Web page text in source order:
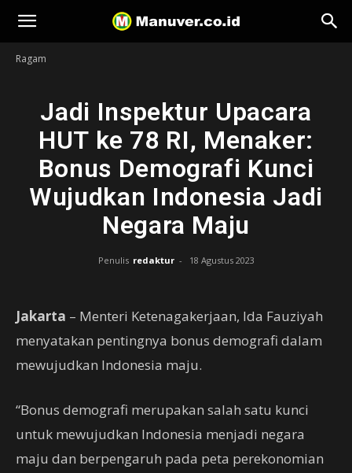
Manuver
Ragam
Jadi Inspektur Upacara
HUT ke 78 RI, Menaker:
Bonus Demografi Kunci
Wujudkan Indonesia Jadi
Negara Maju
Penulis redaktur - 18 Agustus 2023
Jakarta – Menteri Ketenagakerjaan, Ida Fauziyah
menyatakan pentingnya bonus demografi dalam
mewujudkan Indonesia maju.
“Bonus demografi merupakan salah satu kunci
untuk mewujudkan Indonesia menjadi negara
maju dan berpengaruh pada peta perekonomian